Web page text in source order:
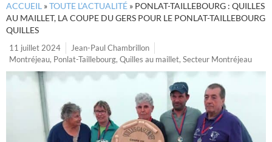
ACCUEIL »TOUTE L’ACTUALITÉ » PONLAT-TAILLEBOURG : QUILLES
AU MAILLET, LA COUPE DU GERS POUR LE PONLAT-TAILLEBOURG
QUILLES
11 juillet 2024
Jean-Paul Chambrillon
Montréjeau, Ponlat-Taillebourg, Quilles au maillet, Secteur Montréjeau